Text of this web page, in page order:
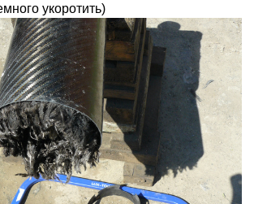
укоротить)